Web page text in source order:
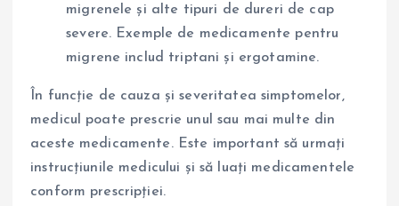
migrenele și alte tipuri de dureri de cap
severe. Exemple de medicamente pentru
migrene includ triptani și ergotamine.
În funcție de cauza și severitatea simptomelor,
medicul poate prescrie unul sau mai multe din
aceste medicamente. Este important să urmați
instrucțiunile medicului și să luați medicamentele
conform prescripției.